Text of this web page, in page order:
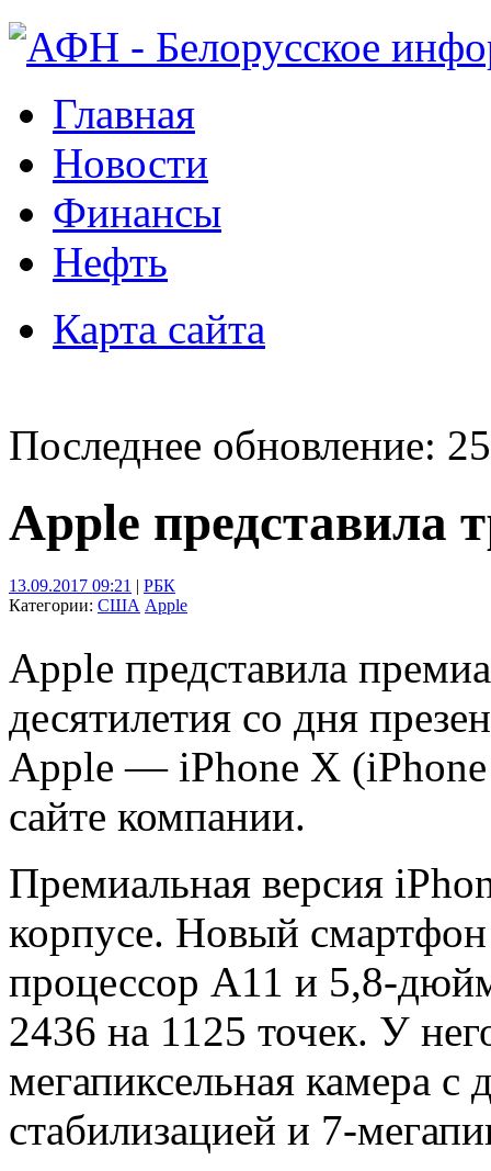
Главная
Новости
Финансы
Нефть
Карта сайта
Последнее обновление:
Apple представила
13.09.2017 09:21 | РБК
Категории: США Apple
Apple представила
десятилетия со дня
Apple — iPhone X (iPhone
сайте компании.
Премиальная версия
корпусе. Новый
процессор А11 и 5,8-
2436 на 1125 точек. У
мегапиксельная камера с
стабилизацией и 7-